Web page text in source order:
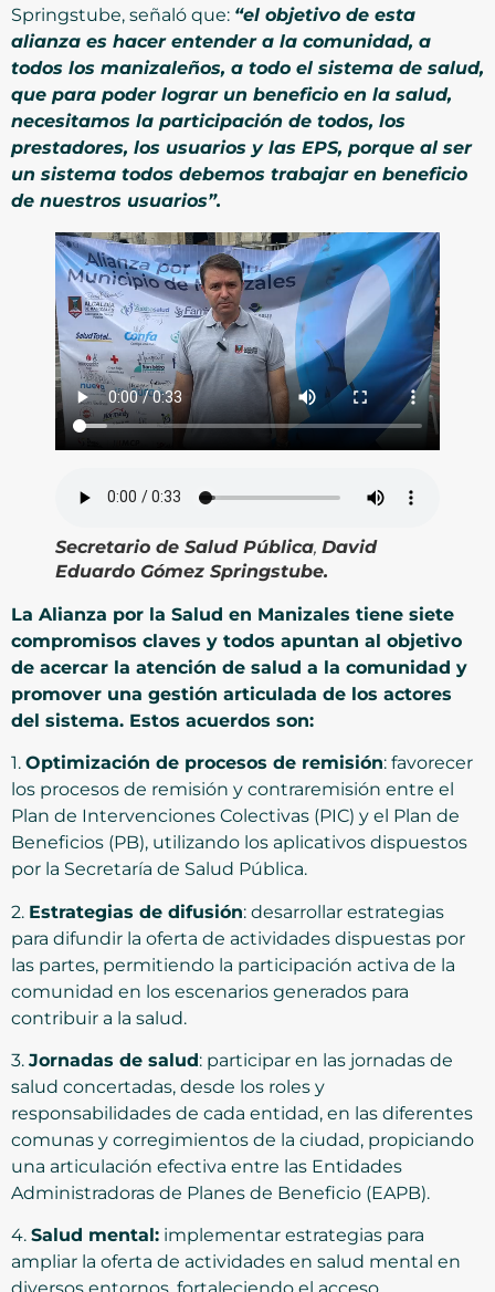
Springstube, señaló que: “el objetivo de esta
alianza es hacer entender a la comunidad, a
todos los manizaleños, a todo el sistema de salud,
que para poder lograr un beneficio en la salud,
necesitamos la participación de todos, los
prestadores, los usuarios y las EPS, porque al ser
un sistema todos debemos trabajar en beneficio
de nuestros usuarios”.
Secretario de Salud Pública, David
Eduardo Gómez Springstube.
La Alianza por la Salud en Manizales tiene siete
compromisos claves y todos apuntan al objetivo
de acercar la atención de salud a la comunidad y
promover una gestión articulada de los actores
del sistema. Estos acuerdos son:
1. Optimización de procesos de remisión: favorecer
los procesos de remisión y contraremisión entre el
Plan de Intervenciones Colectivas (PIC) y el Plan de
Beneficios (PB), utilizando los aplicativos dispuestos
por la Secretaría de Salud Pública.
2. Estrategias de difusión: desarrollar estrategias
para difundir la oferta de actividades dispuestas por
las partes, permitiendo la participación activa de la
comunidad en los escenarios generados para
contribuir a la salud.
3. Jornadas de salud: participar en las jornadas de
salud concertadas, desde los roles y
responsabilidades de cada entidad, en las diferentes
comunas y corregimientos de la ciudad, propiciando
una articulación efectiva entre las Entidades
Administradoras de Planes de Beneficio (EAPB).
4. Salud mental: implementar estrategias para
ampliar la oferta de actividades en salud mental en